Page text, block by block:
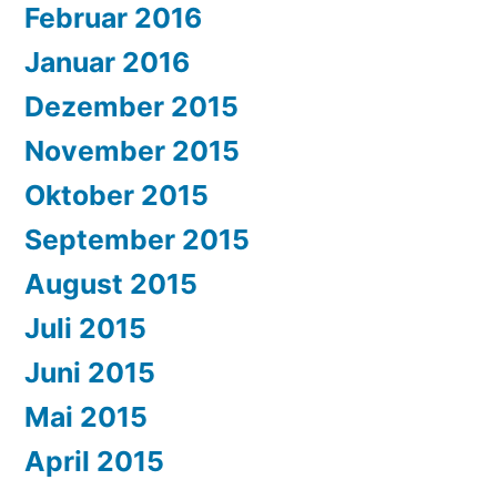
Februar 2016
Januar 2016
Dezember 2015
November 2015
Oktober 2015
September 2015
August 2015
Juli 2015
Juni 2015
Mai 2015
April 2015